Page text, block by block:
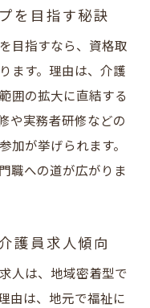
を目指す秘訣
目指すなら、資格取
ます。理由は、介護
囲の拡大に直結する
や実務者研修などの
加が挙げられます。
職への道が広がりま
護員求人傾向
人は、地域密着型で
由は、地元で福祉に